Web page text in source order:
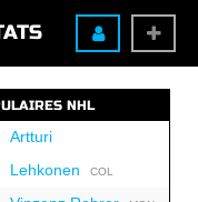
NHL
Artturi
Lehkonen COL